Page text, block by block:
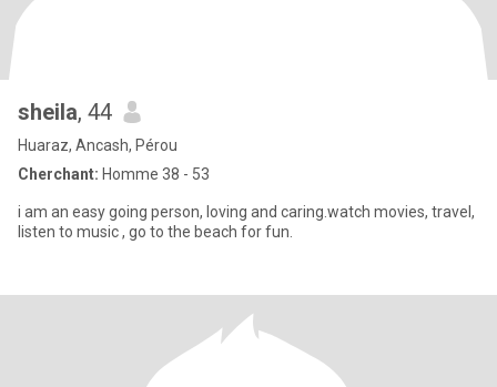
sheila, 44
Huaraz, Ancash, Pérou
Cherchant: Homme 38 - 53
i am an easy going person, loving and caring.watch movies, travel,
listen to music , go to the beach for fun.